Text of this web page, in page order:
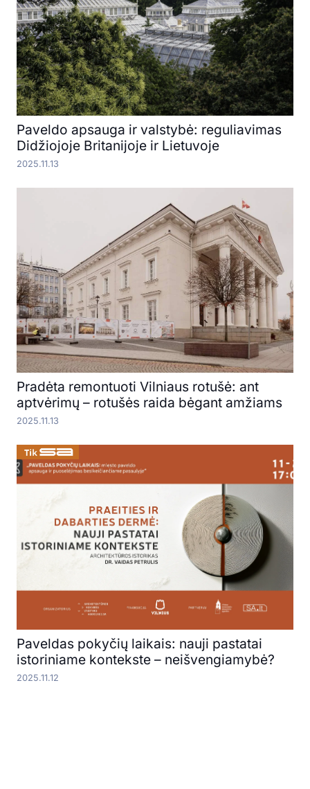
Paveldo apsauga ir valstybė: reguliavimas
Didžiojoje Britanijoje ir Lietuvoje
2025.11.13
Pradėta remontuoti Vilniaus rotušė: ant
aptvėrimų – rotušės raida bėgant amžiams
2025.11.13
Paveldas pokyčių laikais: nauji pastatai
istoriniame kontekste – neišvengiamybė?
2025.11.12